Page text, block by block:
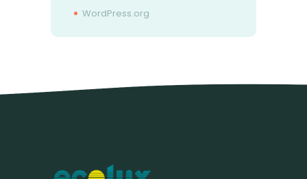
WordPress.org